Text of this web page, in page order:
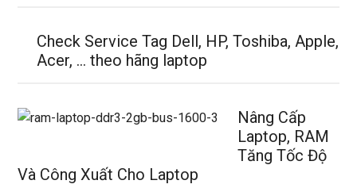
Check Service Tag Dell, HP, Toshiba, Apple,
Acer, … theo hãng laptop
Nâng Cấp
Laptop, RAM
Tăng Tốc Độ
Và Công Xuất Cho Laptop